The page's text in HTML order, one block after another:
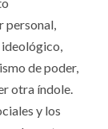
personal,
ideológico,
de poder,
otra índole.
y los